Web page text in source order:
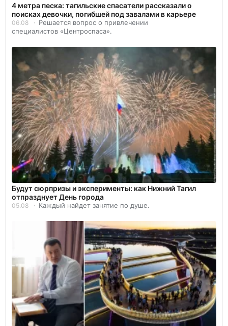
4 метра песка: тагильские спасатели рассказали о
поисках девочки, погибшей под завалами в карьере
06.08
Решается вопрос о привлечении
специалистов «Центроспаса».
Будут сюрпризы и эксперименты: как Нижний Тагил
отпразднует День города
05.08 Каждый найдет занятие по душе.